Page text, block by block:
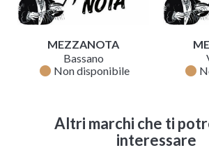
MEZZANOTA
Bassano
fiber_manual_record Non disponibile fiber_manual_record
Altri marchi che ti
interessare